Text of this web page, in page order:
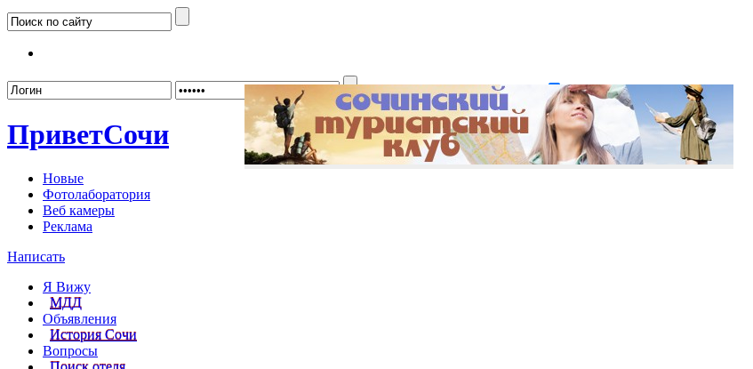
Забыли пароль? Регистрация
ПриветСочи
Новые
Фотолаборатория
Веб камеры
Реклама
Написать
Я Вижу
МДД
Объявления
История Сочи
Вопросы